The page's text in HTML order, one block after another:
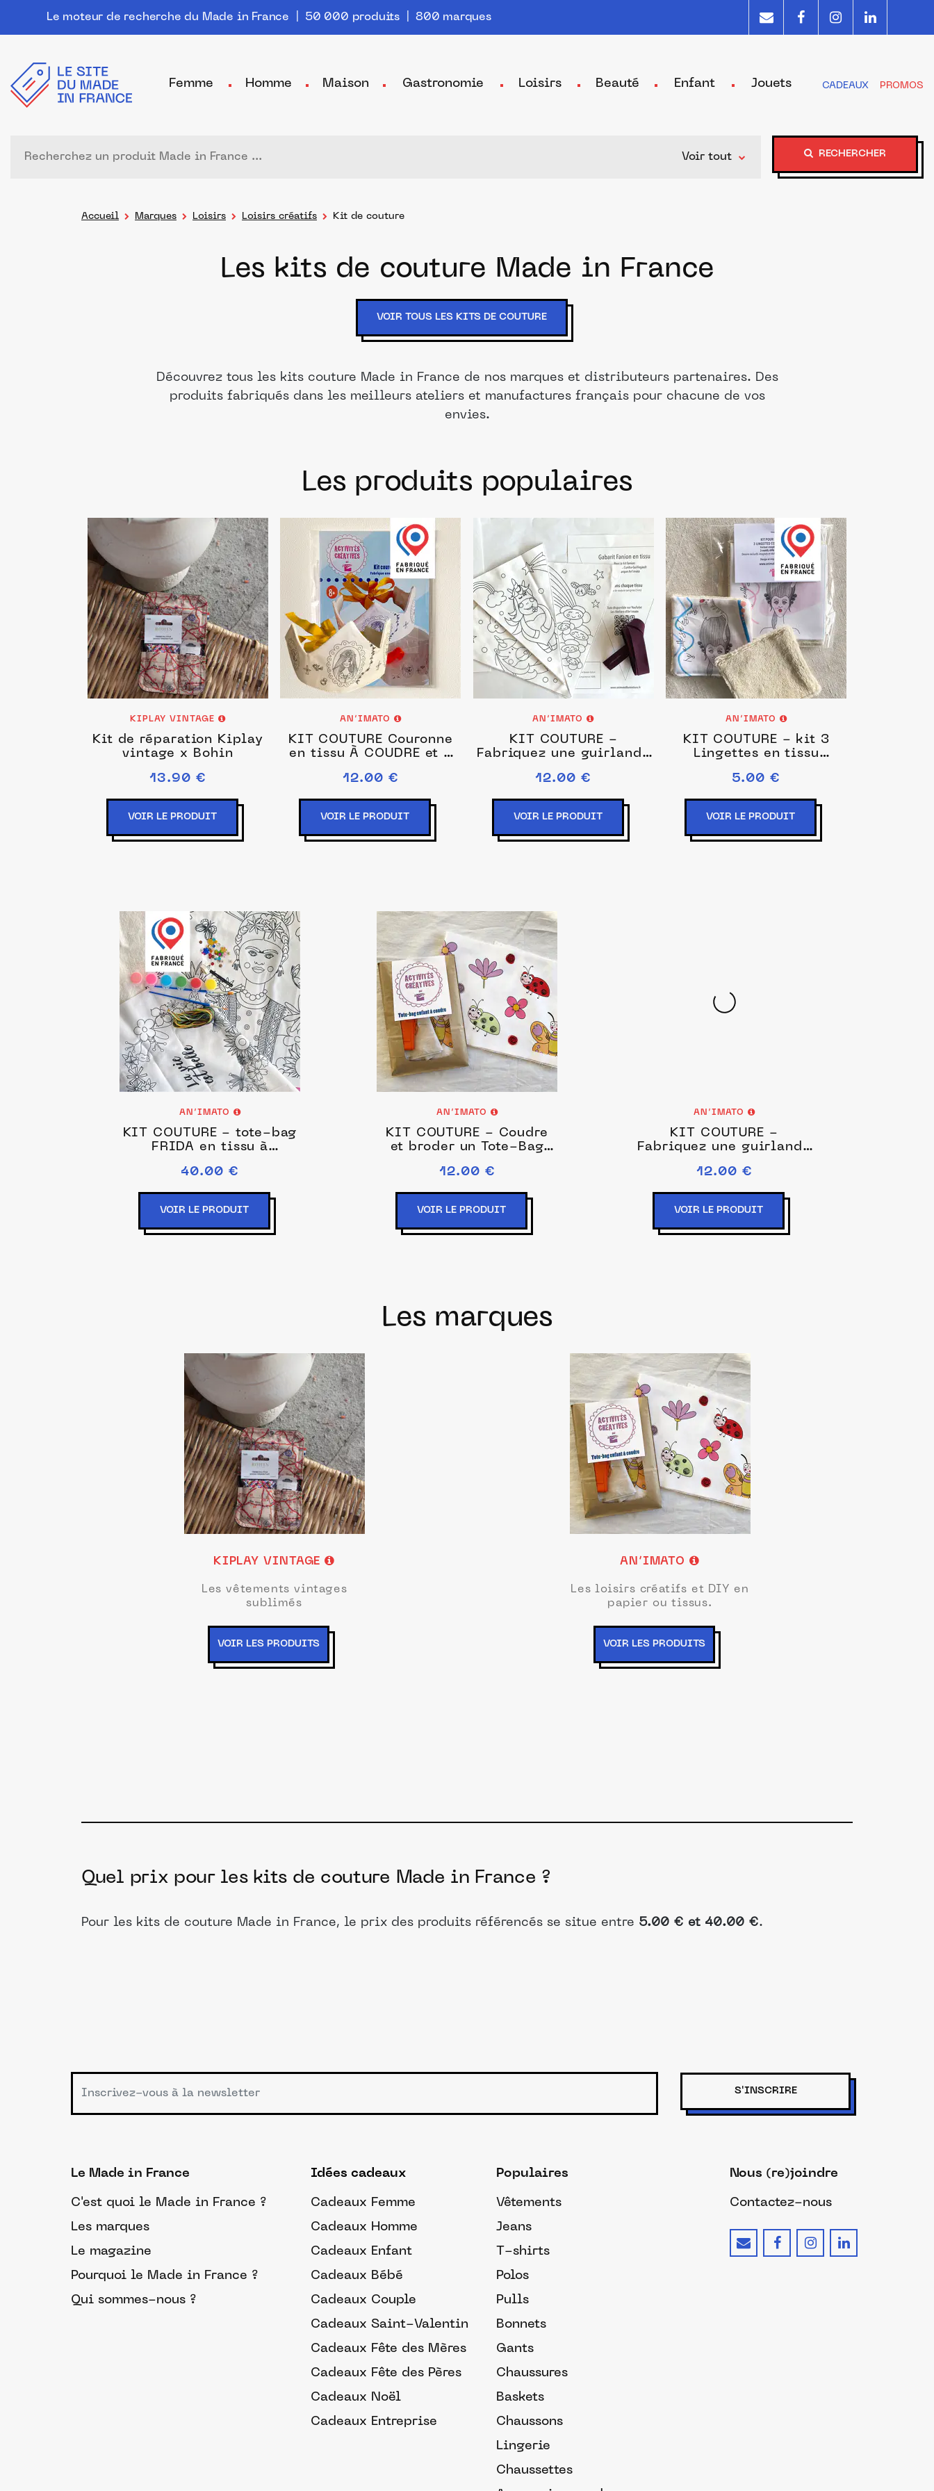
Le moteur de recherche du Made in France | 50 000 produits | 800 marques
Femme Homme Maison Gastronomie Loisirs Beauté Enfant Jouets CADEAUX PROMOS
Voir tout RECHERCHER
Accueil Marques Loisirs Loisirs créatifs Kit de couture
Les kits de couture Made in France
VOIR TOUS LES KITS DE COUTURE
Découvrez tous les kits couture Made in France de nos marques et distributeurs partenaires. Des
produits fabriqués dans les meilleurs ateliers et manufactures français pour chacune de vos
envies.
Les produits populaires
KIPLAY VINTAGE
Kit de réparation Kiplay
vintage x Bohin
13.90 €
VOIR LE PRODUIT
AN’IMATO
KIT COUTURE Couronne
en tissu À COUDRE et à
12.00 €
VOIR LE PRODUIT
AN’IMATO
KIT COUTURE -
Fabriquez une guirlande
en tissu À COUDRE (et à
12.00 €
VOIR LE PRODUIT
AN’IMATO
KIT COUTURE - kit 3
Lingettes en tissu
5.00 €
VOIR LE PRODUIT
AN’IMATO
KIT COUTURE - tote-bag
FRIDA en tissu à
coudre (+ kit de
personnalisation)
40.00 €
VOIR LE PRODUIT
AN’IMATO
KIT COUTURE - Coudre
et broder un Tote-Bag
12.00 €
VOIR LE PRODUIT
AN’IMATO
KIT COUTURE -
Fabriquez une guirlande
DINOSAURE en tissu À
12.00 €
VOIR LE PRODUIT
Les marques
KIPLAY VINTAGE
Les vêtements vintages
sublimés
VOIR LES PRODUITS
AN’IMATO
Les loisirs créatifs et DIY en
papier ou tissus.
VOIR LES PRODUITS
Quel prix pour les kits de couture Made in France ?
Pour les kits de couture Made in France, le prix des produits référencés se situe entre 5.00 € et 40.00 €.
S'INSCRIRE
Le Made in France
C'est quoi le Made in France ?
Les marques
Le magazine
Pourquoi le Made in France ?
Qui sommes-nous ?
Idées cadeaux
Cadeaux Femme
Cadeaux Homme
Cadeaux Enfant
Cadeaux Bébé
Cadeaux Couple
Cadeaux Saint-Valentin
Cadeaux Fête des Mères
Cadeaux Fête des Pères
Cadeaux Noël
Cadeaux Entreprise
Populaires
Vêtements
Jeans
T-shirts
Polos
Pulls
Bonnets
Gants
Chaussures
Baskets
Chaussons
Lingerie
Chaussettes
Nous (re)joindre
Contactez-nous